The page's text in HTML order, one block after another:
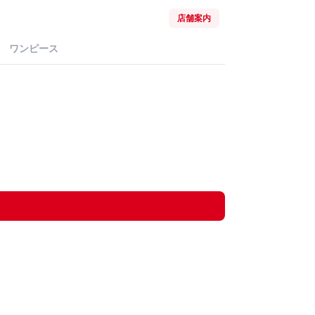
店舗案内
ワンピース